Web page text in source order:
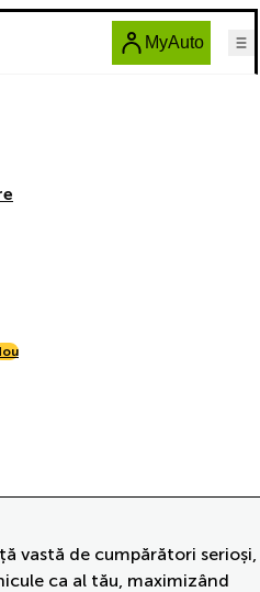
MyAuto
vastă de cumpărători
ca al tău, maximizând